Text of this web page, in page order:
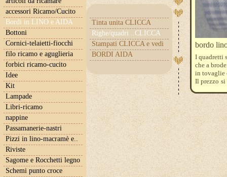
accessori Ricamo/Cucito
Bordi in LINO e AIDA
Tinta unita CLICCA
Righe/quadri ..CLICCA
Stampati CLICCA e vedi
BORDI AIDA
Bottoni
Cornici-telaietti-fiocchi
filo ricamo e aguglieria
forbici ricamo-cucito
Idee
Kit
Lampade
Libri-ricamo
nappine
Passamanerie-nastri
Pizzi in lino-macramè e..
Riviste
Sagome e Rocchetti legno
Schemi punto croce
bordo
I quadretti
che a
in tovaglie
Il prezzo si
Per
http://